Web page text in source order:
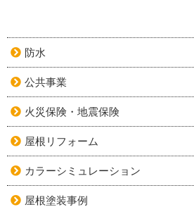
防水
公共事業
火災保険・地震保険
屋根リフォーム
カラーシミュレーション
屋根塗装事例